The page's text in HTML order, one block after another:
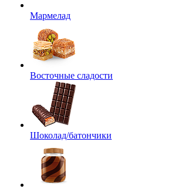
Мармелад
Восточные сладости
Шоколад/батончики